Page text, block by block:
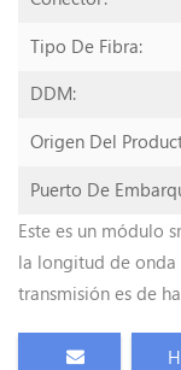
Tipo De Fibra:
DDM:
Origen Del
Puerto De
Este es un módulo
la longitud de onda
transmisión es de